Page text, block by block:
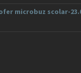
microbuz scolar-